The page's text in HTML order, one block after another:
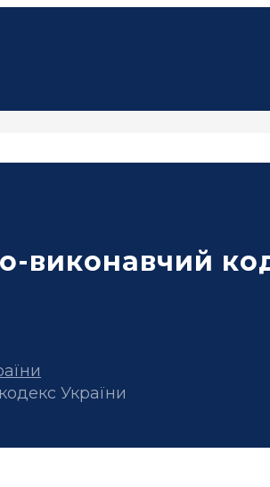
виконавчий
України